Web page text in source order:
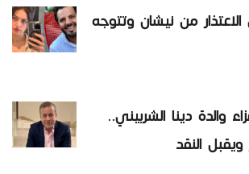
من نيشان وتتوجه
والدة دينا الشربيني..
النقد